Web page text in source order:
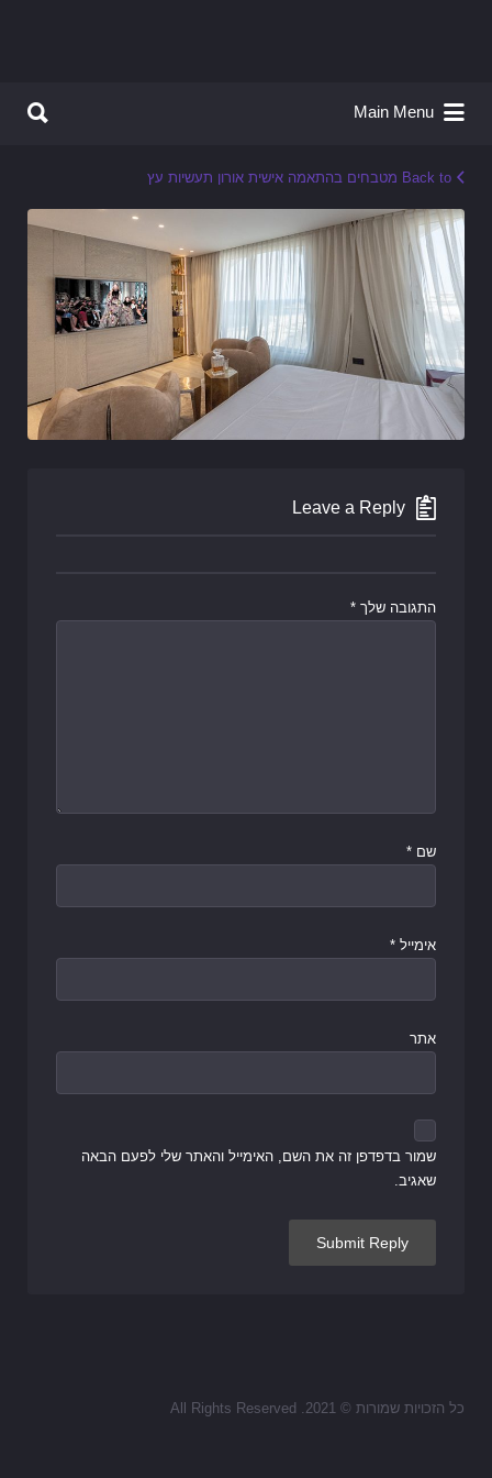
Main Menu
Back to מטבחים בהתאמה אישית אורון תעשיות עץ
Leave a Reply
התגובה שלך *
שם *
אימייל *
אתר
שמור בדפדפן זה את השם, האימייל והאתר שלי לפעם הבאה
שאגיב.
כל הזכויות שמורות © 2021. All Rights Reserved